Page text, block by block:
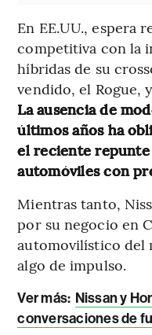
En EE.UU., espera
competitiva con la
híbridas de su
vendido, el Rogue,
La ausencia de
últimos años ha
el reciente
automóviles con
Mientras tanto,
por su negocio en
automovilístico del
algo de impulso.
Ver más: Nissan y
conversaciones de